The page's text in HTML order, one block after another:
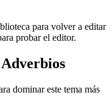
para volver a editar
probar el editor.
Adverbios
dominar este tema más